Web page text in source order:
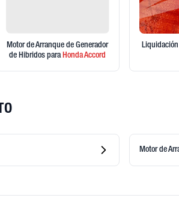
Motor de Arranque de Generador
de Hibridos paraHondaAccord
Liquidación
Motor de